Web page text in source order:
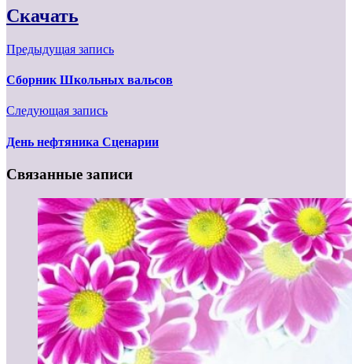
Скачать
Предыдущая запись
Сборник Школьных вальсов
Следующая запись
День нефтяника Сценарии
Связанные записи